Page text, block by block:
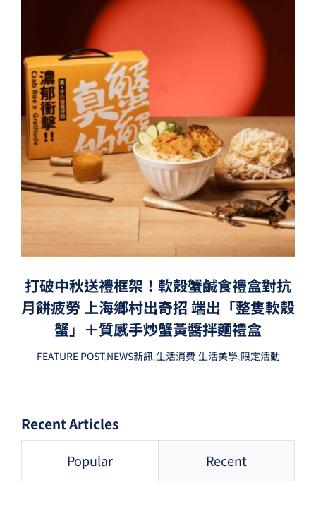
打破中秋送禮框架！軟殼蟹鹹食禮盒對抗
月餅疲勞 上海鄉村出奇招 端出「整隻軟殼
蟹」＋質感手炒蟹黃醬拌麵禮盒
FEATURE POST,NEWS新訊,生活消費,生活美學,限定活動
Recent Articles
Popular Recent